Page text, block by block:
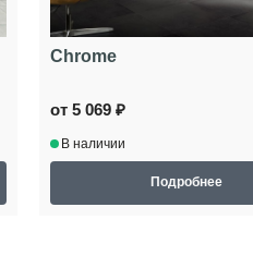
Chrome
от 5 069 ₽
В наличии
Подробнее